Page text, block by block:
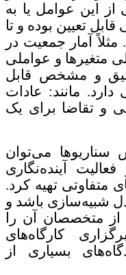
این عوامل یا به
تعیین بوده و تا
آمار جمعیت در
متغیرها و عواملی
و مشخص قابل
مانند: عادات
و تقاضا برای یک
می‌توان
آینده‌نگاری
متفاوتی تهیه کرد.
شبیه‌سازی باشد و
متخصصان آن را
کارگاه‌های
بسیاری از